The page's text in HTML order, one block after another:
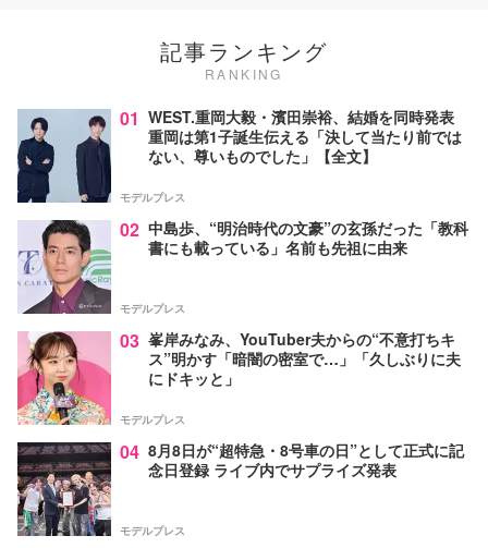
記事ランキング
RANKING
01 WEST.重岡大毅・濱田崇裕、結婚を同時発表
重岡は第1子誕生伝える「決して当たり前では
ない、尊いものでした」【全文】
モデルプレス
02 中島歩、“明治時代の文豪”の玄孫だった「教科
書にも載っている」名前も先祖に由来
モデルプレス
03 峯岸みなみ、YouTuber夫からの“不意打ちキ
ス”明かす「暗闇の密室で…」「久しぶりに夫
にドキッと」
モデルプレス
04 8月8日が“超特急・8号車の日”として正式に記
念日登録 ライブ内でサプライズ発表
モデルプレス